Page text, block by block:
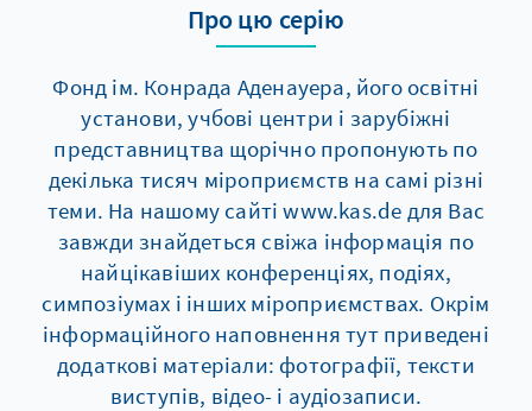
Про цю серію
Фонд ім. Конрада Аденауера, його освітні
установи, учбові центри і зарубіжні
представництва щорічно пропонують по
декілька тисяч мiроприємств на самі різні
теми. На нашому сайті www.kas.de для Вас
завжди знайдеться свіжа інформація по
найцікавіших конференціях, подіях,
симпозіумах і інших мiроприємствах. Окрім
інформаційного наповнення тут приведені
додаткові матеріали: фотографії, тексти
виступів, відео- і аудіозаписи.